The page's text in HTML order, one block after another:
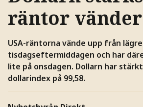
räntor
USA-räntorna vände upp från
tisdagseftermiddagen och har
lite på onsdagen. Dollarn har
dollarindex på 99,58.